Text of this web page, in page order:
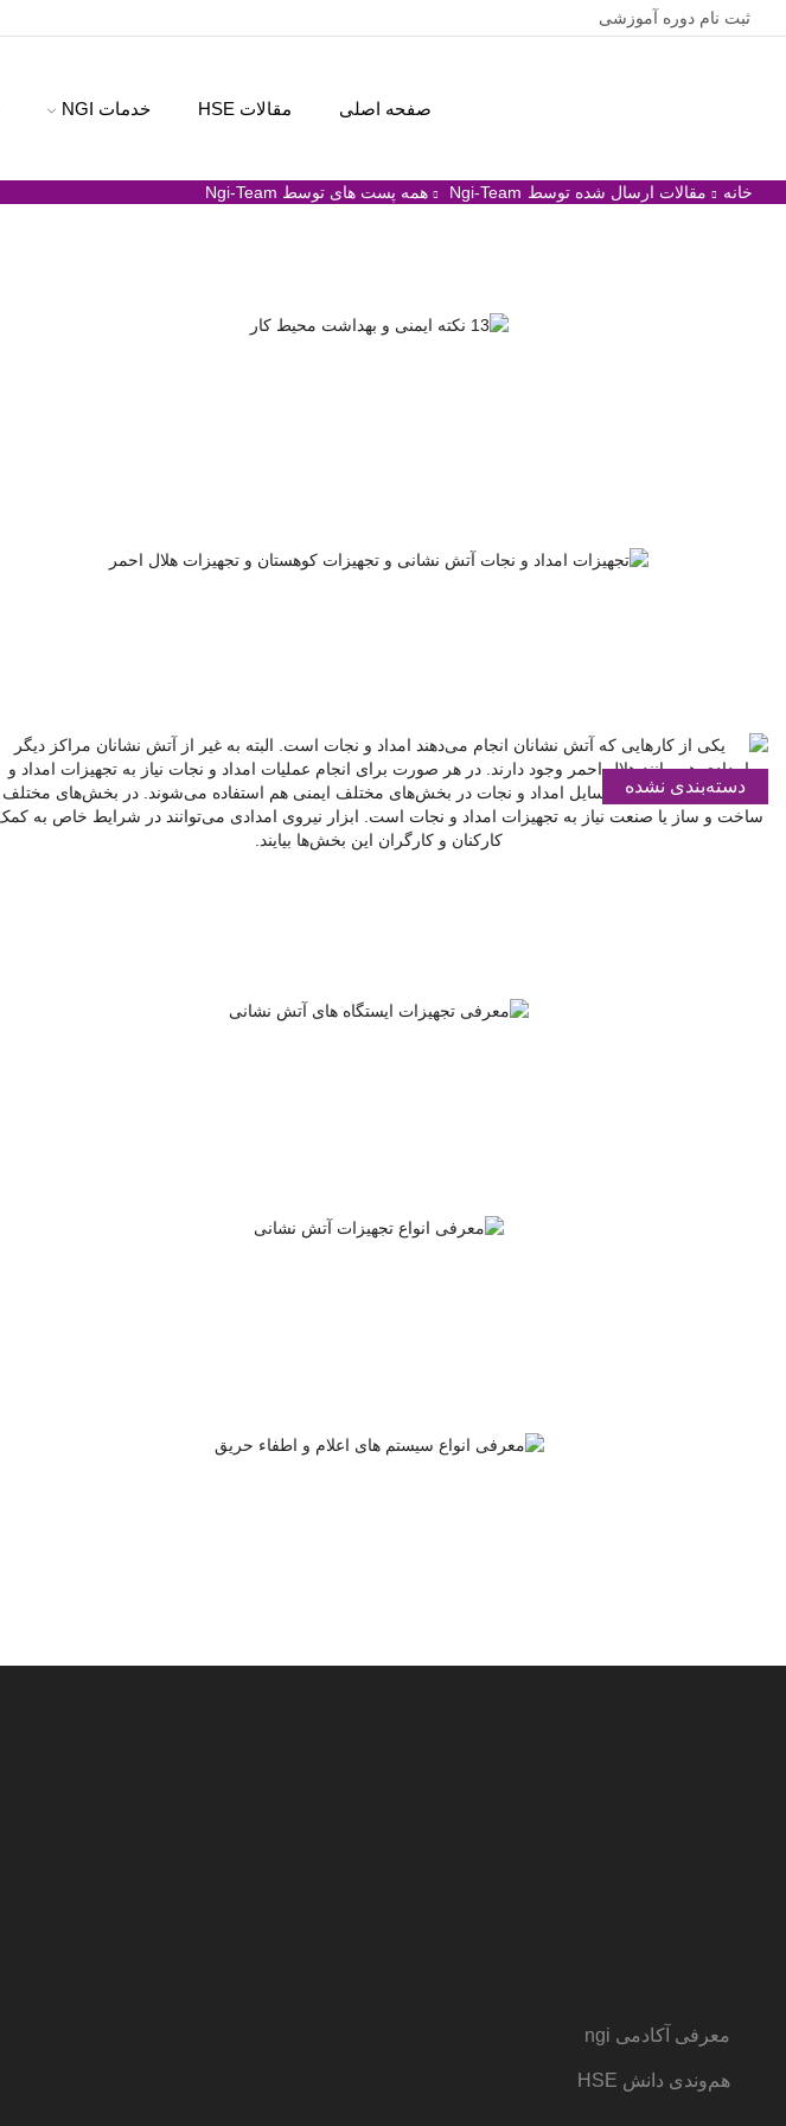
ثبت نام دوره آموزشی
صفحه اصلی مقالات HSE خدمات NGI
خانه مقالات ارسال شده توسط Ngi-Team همه پست های توسط Ngi-Team
دسته‌بندی نشده
معرفی آکادمی ngi
هم‌وندی دانش HSE